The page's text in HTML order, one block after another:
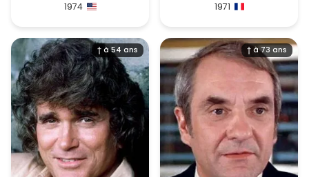
1974 1971
† à 54 ans † à 73 ans